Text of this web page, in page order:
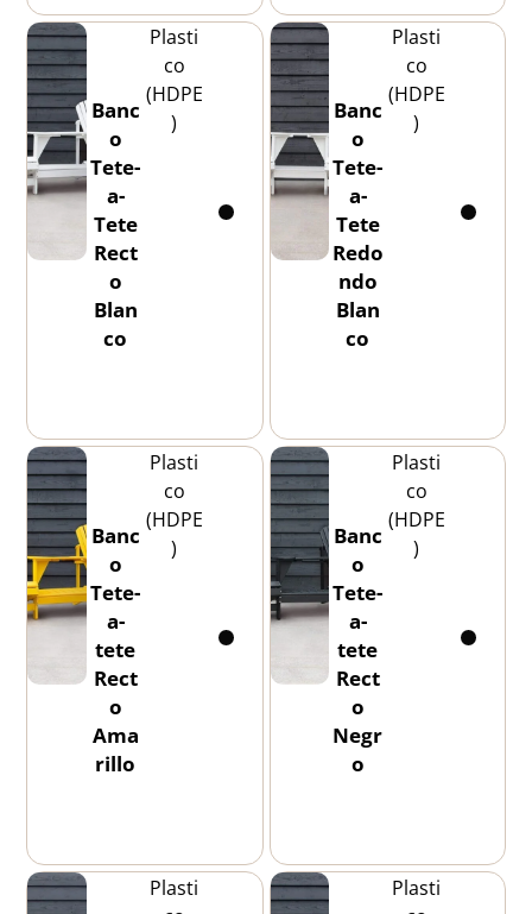
Banc
o
Tete-
a-
Tete
Rect
o
Blan
co
Plasti
co
(HDPE
)
Banc
o
Tete-
a-
Tete
Redo
ndo
Blan
co
Plasti
co
(HDPE
)
Banc
o
Tete-
a-
tete
Rect
o
Ama
rillo
Plasti
co
(HDPE
)
Banc
o
Tete-
a-
tete
Rect
o
Negr
o
Plasti
co
(HDPE
)
Plasti
Plasti